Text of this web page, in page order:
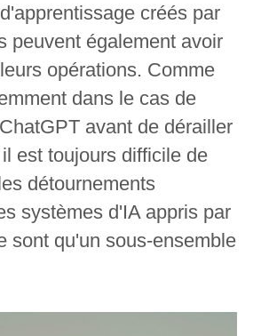
créés par
peuvent également avoir
opérations. Comme
dans le cas de
avant de dérailler
est toujours difficile de
détournements
systèmes d'IA appris par
sont qu'un sous-ensemble